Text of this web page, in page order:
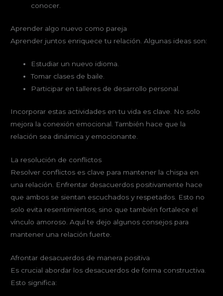
conocer.
Aprender algo nuevo como pareja
Aprender juntos enriquece tu relación. Algunas ideas son:
Estudiar un nuevo idioma.
Tomar clases de baile.
Participar en talleres de desarrollo personal.
Incorporar estas actividades en tu vida es clave. No solo
mejora la conexión emocional. También hace que la
relación sea dinámica y emocionante.
La resolución de conflictos
Resolver conflictos es clave para mantener la chispa en
una relación. Enfrentar desacuerdos positivamente hace
que ambos se sientan escuchados y respetados. Esto no
solo evita resentimientos, sino que también fortalece el
vínculo amoroso. Aquí te dejo algunos consejos para
mantener una relación fuerte.
Afrontar desacuerdos de manera positiva
Es crucial abordar los desacuerdos de forma constructiva.
Esto significa: